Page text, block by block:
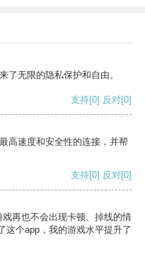
了无限的隐私保护和自由。
支持[0] 反对[0]
高速度和安全性的连接，并帮
支持[0] 反对[0]
再也不会出现卡顿、掉线的情
这个app，我的游戏水平提升了